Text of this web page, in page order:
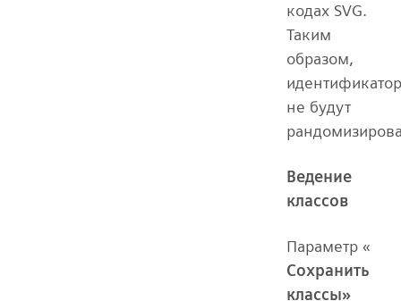
кодах SVG.
Таким
образом,
не будут
Ведение
классов
Параметр «
Сохранить
классы»